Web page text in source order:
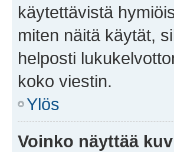
käytettävistä
miten näitä käytät,
helposti
koko viestin.
Ylös
Voinko näyttää